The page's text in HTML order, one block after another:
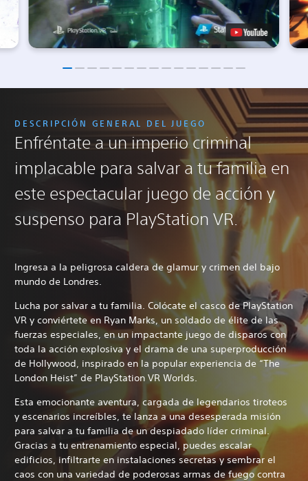
DESCRIPCIÓN GENERAL DEL JUEGO
Enfréntate a un imperio criminal
implacable para salvar a tu familia en
este espectacular juego de acción y
suspenso para PlayStation VR.
Ingresa a la peligrosa caldera de glamur y crimen del bajo
mundo de Londres.
Lucha por salvar a tu familia. Colócate el casco de PlayStation
VR y conviértete en Ryan Marks, un soldado de élite de las
fuerzas especiales, en un impactante juego de disparos con
toda la acción explosiva y el drama de una superproducción
de Hollywood, inspirado en la popular experiencia de “The
London Heist” de PlayStation VR Worlds.
Esta emocionante aventura, cargada de legendarios tiroteos
y escenarios increíbles, te lanza a una desesperada misión
para salvar a tu familia de un despiadado líder criminal.
Gracias a tu entrenamiento especial, puedes escalar
edificios, infiltrarte en instalaciones secretas y sembrar el
caos con una variedad de poderosas armas de fuego contra